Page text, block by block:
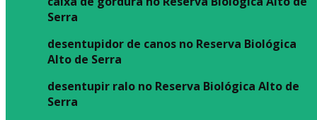
Serra
desentupidor de canos no Reserva Biológica
Alto de Serra
desentupir ralo no Reserva Biológica Alto de
Serra